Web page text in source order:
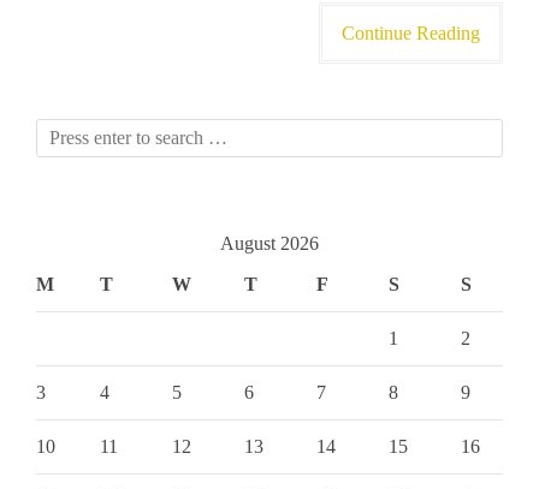
Continue Reading
August 2026
M
T W T F S S
1 2
3 4 5 6 7 8 9
10 11 12 13 14 15 16